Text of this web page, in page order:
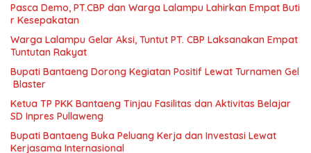
Pasca Demo, PT.CBP dan Warga Lalampu Lahirkan Empat Buti
r Kesepakatan
Warga Lalampu Gelar Aksi, Tuntut PT. CBP Laksanakan Empat
Tuntutan Rakyat
Bupati Bantaeng Dorong Kegiatan Positif Lewat Turnamen Gel
Blaster
Ketua TP PKK Bantaeng Tinjau Fasilitas dan Aktivitas Belajar
SD Inpres Pullaweng
Bupati Bantaeng Buka Peluang Kerja dan Investasi Lewat